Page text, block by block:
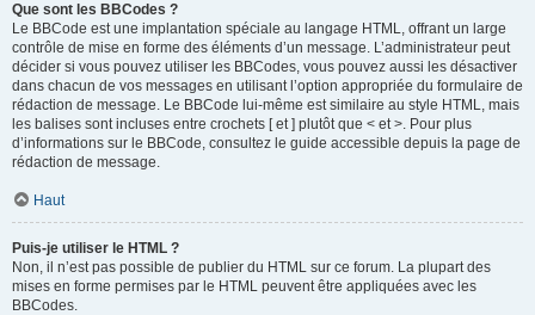
Que sont les BBCodes ?
Le BBCode est une implantation spéciale au langage HTML, offrant un large
contrôle de mise en forme des éléments d’un message. L’administrateur peut
décider si vous pouvez utiliser les BBCodes, vous pouvez aussi les désactiver
dans chacun de vos messages en utilisant l’option appropriée du formulaire de
rédaction de message. Le BBCode lui-même est similaire au style HTML, mais
les balises sont incluses entre crochets [ et ] plutôt que < et >. Pour plus
d’informations sur le BBCode, consultez le guide accessible depuis la page de
rédaction de message.
Haut
Puis-je utiliser le HTML ?
Non, il n’est pas possible de publier du HTML sur ce forum. La plupart des
mises en forme permises par le HTML peuvent être appliquées avec les
BBCodes.